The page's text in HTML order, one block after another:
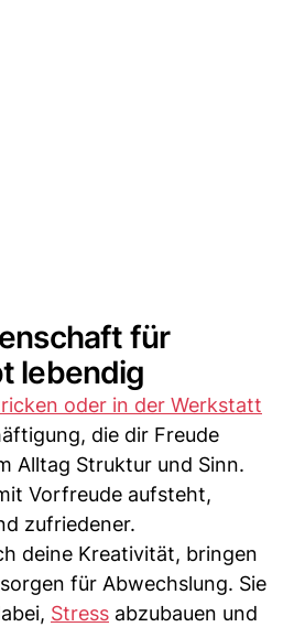
für
lebendig
oder in der Werkstatt
die dir Freude
Alltag Struktur und Sinn.
Vorfreude aufsteht,
zufriedener.
deine Kreativität, bringen
für Abwechslung. Sie
Stress abzubauen und